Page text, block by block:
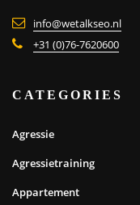
info@wetalkseo.nl
+31 (0)76-7620600
CATEGORIES
Agressie
Agressietraining
Appartement